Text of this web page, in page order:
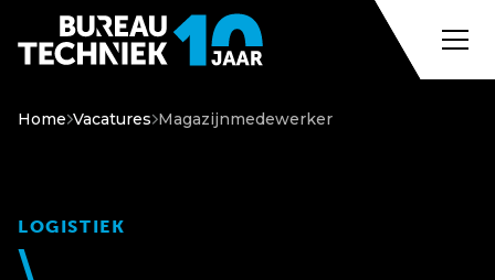
Home Vacatures Magazijnmedewerker
LOGISTIEK